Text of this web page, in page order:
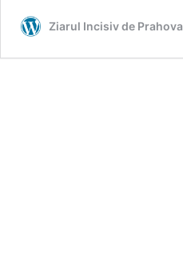
Ziarul Incisiv de Prahova